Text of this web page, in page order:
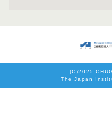
(C)2025
The Japan